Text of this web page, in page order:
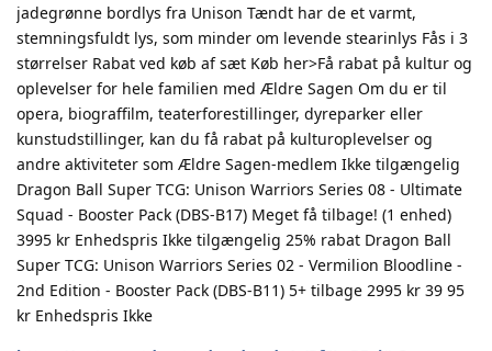
jadegrønne bordlys fra Unison Tændt har de et varmt,
stemningsfuldt lys, som minder om levende stearinlys Fås i 3
størrelser Rabat ved køb af sæt Køb her>Få rabat på kultur og
oplevelser for hele familien med Ældre Sagen Om du er til
opera, biograffilm, teaterforestillinger, dyreparker eller
kunstudstillinger, kan du få rabat på kulturoplevelser og
andre aktiviteter som Ældre Sagen-medlem Ikke tilgængelig
Dragon Ball Super TCG: Unison Warriors Series 08 - Ultimate
Squad - Booster Pack (DBS-B17) Meget få tilbage! (1 enhed)
3995 kr Enhedspris Ikke tilgængelig 25% rabat Dragon Ball
Super TCG: Unison Warriors Series 02 - Vermilion Bloodline -
2nd Edition - Booster Pack (DBS-B11) 5+ tilbage 2995 kr 39 95
kr Enhedspris Ikke